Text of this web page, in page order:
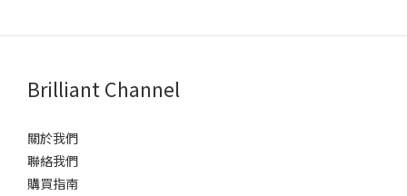
Brilliant Channel
關於我們
聯絡我們
購買指南